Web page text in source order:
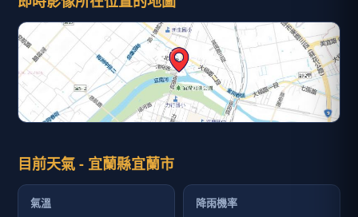
目前天氣 - 宜蘭縣宜蘭市
氣溫 降雨機率